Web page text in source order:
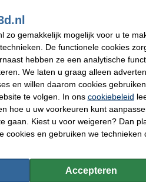
Riemen
Pulleys
Gladde pulley | Spanrol
T2,5 pulley
zo gemakkelijk mogelijk voor u te
De functionele cookies
hebben ze een analytische
We laten u graag alleen
en willen daarom cookies
te volgen. In ons cookiebeleid
hoe u uw voorkeuren kunt
gaan. Kiest u voor weigeren? Dan
cookies en gebruiken we technieken
Accepteren